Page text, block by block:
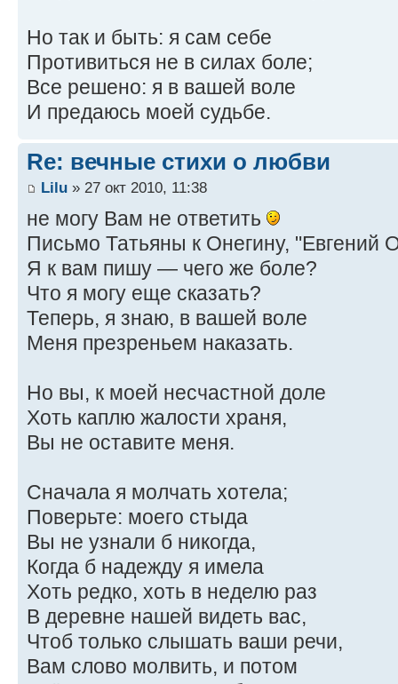
Но так и быть: я сам себе
Противиться не в силах боле;
Все решено: я в вашей воле
И предаюсь моей судьбе.
Re: вечные стихи о любви
Lilu » 27 окт 2010, 11:38
не могу Вам не ответить
Письмо Татьяны к Онегину, "Евгений
Я к вам пишу — чего же боле?
Что я могу еще сказать?
Теперь, я знаю, в вашей воле
Меня презреньем наказать.
Но вы, к моей несчастной доле
Хоть каплю жалости храня,
Вы не оставите меня.
Сначала я молчать хотела;
Поверьте: моего стыда
Вы не узнали б никогда,
Когда б надежду я имела
Хоть редко, хоть в неделю раз
В деревне нашей видеть вас,
Чтоб только слышать ваши речи,
Вам слово молвить, и потом